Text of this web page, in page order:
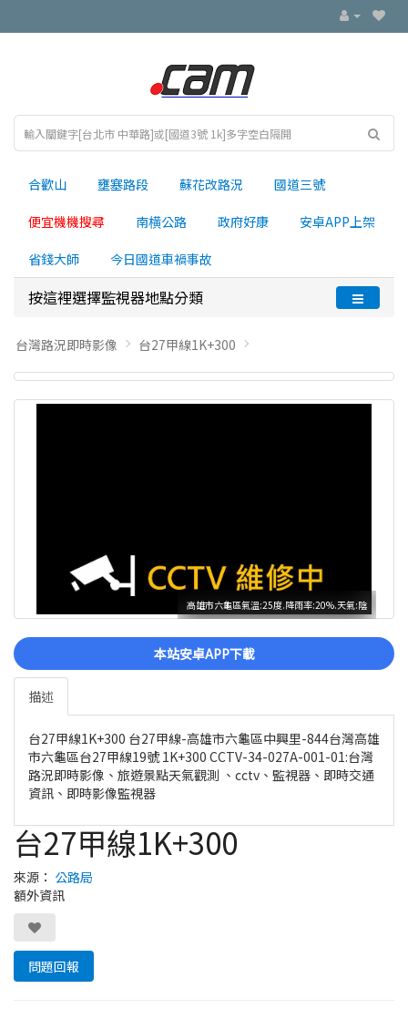
合歡山 壅塞路段 蘇花改路況 國道三號
便宜機機搜尋 南横公路 政府好康 安卓APP上架
省錢大師 今日國道車禍事故
按這裡選擇監視器地點分類
台灣路況即時影像 台27甲線1K+300
高雄市六龜區氣溫:25度.降雨率:20%.天氣:陰
本站安卓APP下載
描述
台27甲線1K+300 台27甲線-高雄市六龜區中興里-844台灣高雄
市六龜區台27甲線19號 1K+300 CCTV-34-027A-001-01:台灣
路況即時影像、旅遊景點天氣觀測 、cctv、監視器、即時交通
資訊、即時影像監視器
台27甲線1K+300
來源： 公路局
額外資訊
問題回報